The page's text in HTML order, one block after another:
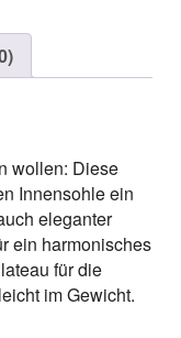
wollen: Diese
Innensohle ein
eleganter
ein harmonisches
für die
im Gewicht.